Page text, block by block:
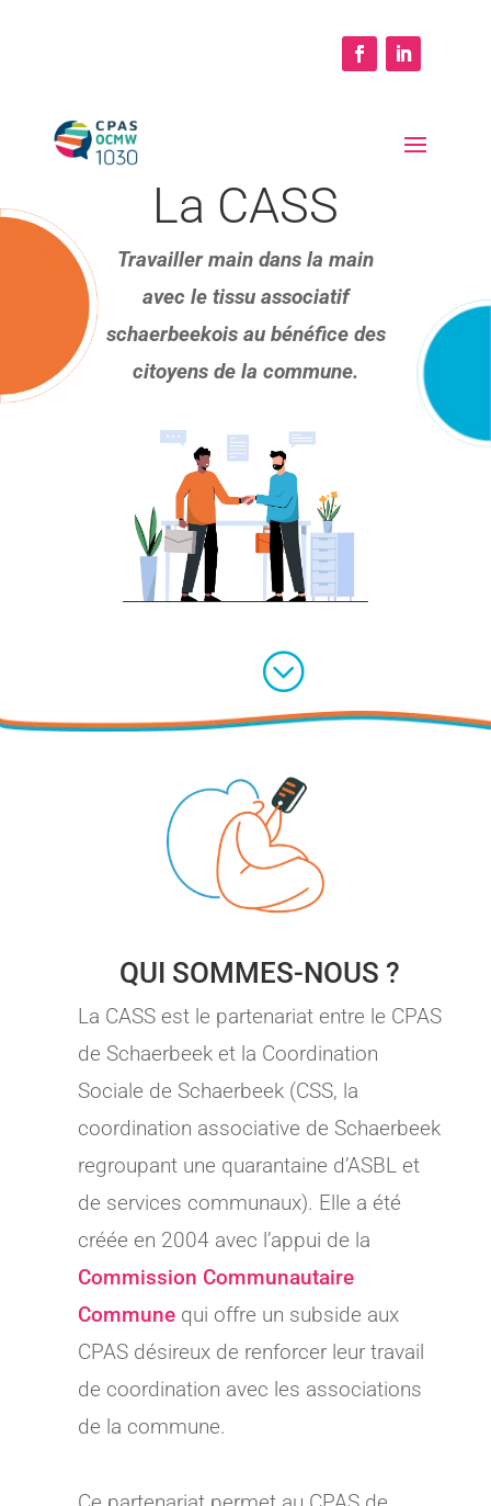
La CASS
Travailler main dans la main
avec le tissu associatif
schaerbeekois au bénéfice des
citoyens de la commune.
;
QUI SOMMES-NOUS ?
La CASS est le partenariat entre le CPAS
de Schaerbeek et la Coordination
Sociale de Schaerbeek (CSS, la
coordination associative de Schaerbeek
regroupant une quarantaine d’ASBL et
de services communaux). Elle a été
créée en 2004 avec l’appui de la
Commission Communautaire
Communequi offre un subside aux
CPAS désireux de renforcer leur travail
de coordination avec les associations
de la commune.